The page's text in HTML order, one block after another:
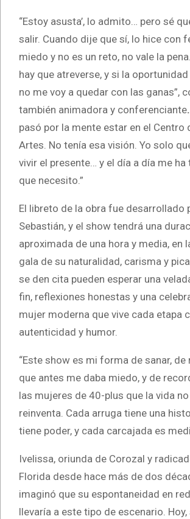
“Estoy asusta’, lo admito… pero sé
salir. Cuando dije que sí, lo hice con
miedo y no es un reto, no vale la
hay que atreverse, y si la
no me voy a quedar con las ganas”,
también animadora y conferenciante.
pasó por la mente estar en el Centro
Artes. No tenía esa visión. Yo solo
vivir el presente… y el día a día me
que necesito.”
El libreto de la obra fue desarrollado
Sebastián, y el show tendrá una
aproximada de una hora y media, en
gala de su naturalidad, carisma y
se den cita pueden esperar una
fin, reflexiones honestas y una
mujer moderna que vive cada etapa
autenticidad y humor.
“Este show es mi forma de sanar, de
que antes me daba miedo, y de
las mujeres de 40-plus que la vida
reinventa. Cada arruga tiene una
tiene poder, y cada carcajada es
Ivelissa, oriunda de Corozal y
Florida desde hace más de dos
imaginó que su espontaneidad en
llevaría a este tipo de escenario.